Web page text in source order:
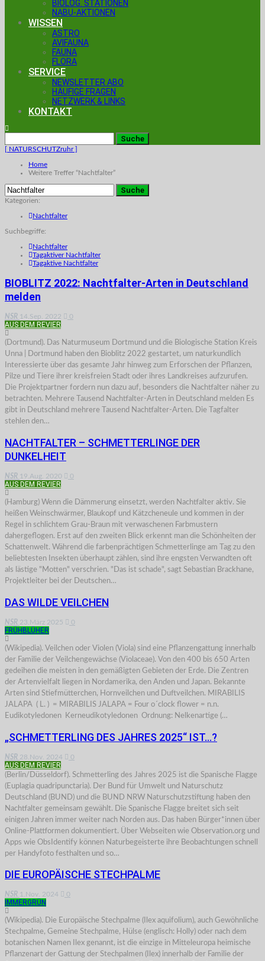
BIOLOG. STATIONEN
NABU-AKTIONEN
WISSEN
ASTRO
AVIFAUNA
FAUNA
FLORA
SERVICE
NEWSLETTER ABO
HÄUFIGE FRAGEN
NETZWERK & LINKS
KONTAKT
[ NATURSCHUTZruhr ]
Home
Weitere Treffer “Nachtfalter”
Kategorien:
Nachtfalter
Suchbegriffe:
Nachtfalter
Tagaktiver Nachtfalter
Tagaktive Nachtfalter
BIOBLITZ 2022: Nachtfalter-Arten in Deutschland
melden
NSR 14.Sep. 2022 0
AUS DEM REVIER
(Dortmund). Das Naturmuseum Dortmund und die Biologische Station Kreis
Unna | Dortmund haben den Bioblitz 2022 gestartet, um naturkundlich
Interessierte über das gesamte Jahr hinweg zum Erforschen der Pflanzen,
Pilze und Tiere ihrer kreisfreien Stadt oder ihres Landkreises aufzurufen.
Die Projektpartner fordern nun dazu auf, besonders die Nachtfalter näher zu
betrachten. Mehrere Tausend Nachtfalter-Arten in Deutschland melden Es
gibt in Deutschland mehrere Tausend Nachtfalter-Arten. Die Tagfalter
stehlen den…
NACHTFALTER – SCHMETTERLINGE DER
DUNKELHEIT
NSR 19.Aug. 2020 0
AUS DEM REVIER
(Hamburg) Wenn die Dämmerung einsetzt, werden Nachtfalter aktiv. Sie
heißen Weinschwärmer, Blaukopf und Kätzcheneule und kommen in der
Regel in schlichtem Grau-Braun mit verwaschenen Farbmustern
dahergeflogen. Erst auf den zweiten Blick erkennt man die Schönheiten der
Schattenwelt. Während die farbenprächtigen Schmetterlinge am Tag zu den
beliebtesten Insekten überhaupt zählen, sind ihre engsten Verwandten oft
als lästige "Motten" verschrien. "Das ist schade", sagt Sebastian Brackhane,
Projektleiter bei der Deutschen…
DAS WILDE VEILCHEN
NSR 23.März 2025 0
FRÜHBLÜHER
(Wikipedia). Veilchen oder Violen (Viola) sind eine Pflanzengattung innerhalb
der Familie der Veilchengewächse (Violaceae). Von den 400 bis 650 Arten
gedeihen die meisten in den gemäßigten Gebieten der Erde. Die Zentren
der Artenvielfalt liegen in Nordamerika, den Anden und Japan. Bekannte
Arten sind Stiefmütterchen, Hornveilchen und Duftveilchen. MIRABILIS
JALAPA ( L. ) = MIRABILIS JALAPA = Four o´clock flower = n.n.
Eudikotyledonen Kerneudikotyledonen Ordnung: Nelkenartige (…
„SCHMETTERLING DES JAHRES 2025“ IST…?
NSR 28.Nov. 2024 0
AUS DEM REVIER
(Berlin/Düsseldorf). Schmetterling des Jahres 2025 ist die Spanische Flagge
(Euplagia quadripunctaria). Der Bund für Umwelt und Naturschutz
Deutschland (BUND) und die BUND NRW Naturschutzstiftung haben den
Nachtfalter gemeinsam gewählt. Die Spanische Flagge breitet sich seit
einigen Jahren immer weiter nach Norden aus. Das haben Bürger*innen über
Online-Plattformen dokumentiert. Über Webseiten wie Observation.org und
Apps wie ObsIdentify können Naturbegeisterte ihre Beobachtungen schnell
per Handyfoto festhalten und so…
DIE EUROPÄISCHE STECHPALME
NSR 1.Nov. 2024 0
IMMERGRÜN
(Wikipedia). Die Europäische Stechpalme (Ilex aquifolium), auch Gewöhnliche
Stechpalme, Gemeine Stechpalme, Hülse (englisch: Holly) oder nach dem
botanischen Namen Ilex genannt, ist die einzige in Mitteleuropa heimische
Pflanzenart der Gattung der Stechpalmen (Ilex) innerhalb der Familie der